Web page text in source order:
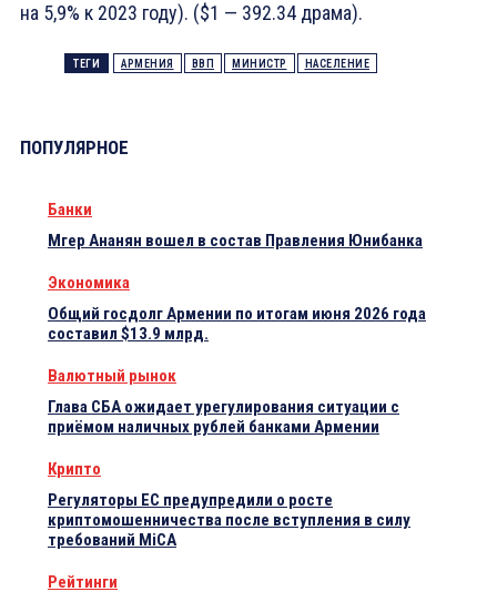
на 5,9% к 2023 году). ($1 — 392.34 драма).
ТЕГИ АРМЕНИЯ ВВП МИНИСТР НАСЕЛЕНИЕ
ПОПУЛЯРНОЕ
Банки
Мгер Ананян вошел в состав Правления Юнибанка
Экономика
Общий госдолг Армении по итогам июня 2026 года
составил $13.9 млрд.
Валютный рынок
Глава СБА ожидает урегулирования ситуации с
приёмом наличных рублей банками Армении
Крипто
Регуляторы ЕС предупредили о росте
криптомошенничества после вступления в силу
требований MiCA
Рейтинги